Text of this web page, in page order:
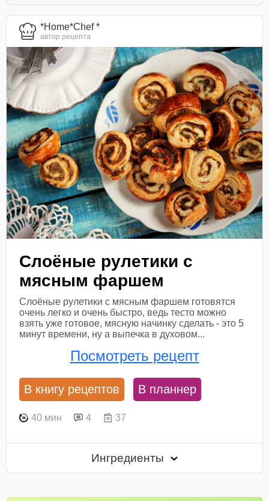
*Home*Chef *
автор рецепта
Слоёные рулетики с
мясным фаршем
Слоёные рулетики с мясным фаршем готовятся
очень легко и очень быстро, ведь тесто можно
взять уже готовое, мясную начинку сделать - это 5
минут времени, ну а выпечка в духовом...
Посмотреть рецепт
В книгу рецептов В планнер
40 мин 4 37
Ингредиенты